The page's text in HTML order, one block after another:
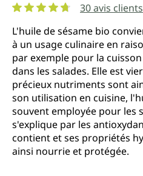
30 avis clients
L'huile de sésame bio
à un usage culinaire en
par exemple pour la
dans les salades. Elle est
précieux nutriments sont
son utilisation en cuisine,
souvent employée pour les
s'explique par les
contient et ses propriétés
ainsi nourrie et protégée.